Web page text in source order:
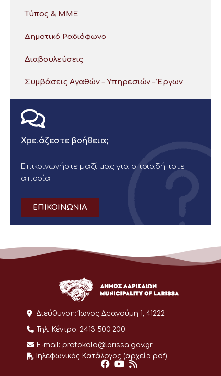
Τύπος & ΜΜΕ
Δημοτικό Ραδιόφωνο
Διαβουλεύσεις
Συμβάσεις Αγαθών – Υπηρεσιών – Έργων
Χρειάζεστε βοήθεια;
Επικοινωνήστε μαζί μας για οποιαδήποτε
απορία
ΕΠΙΚΟΙΝΩΝΙΑ
Διεύθυνση: Ίωνος Δραγούμη 1, 41222
Τηλ. Κέντρο: 2413 500 200
E-mail: protokolo@larissa.gov.gr
Τηλεφωνικός Κατάλογος (αρχείο pdf)